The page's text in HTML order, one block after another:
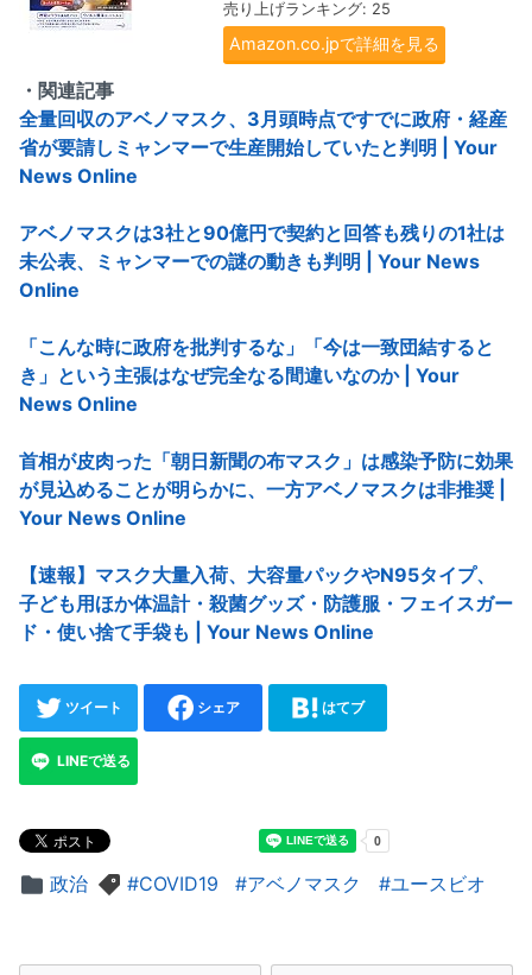
売り上げランキング: 25
Amazon.co.jpで詳細を見る
・関連記事
全量回収のアベノマスク、3月頭時点ですでに政府・経産
省が要請しミャンマーで生産開始していたと判明 | Your
News Online
アベノマスクは3社と90億円で契約と回答も残りの1社は
未公表、ミャンマーでの謎の動きも判明 | Your News
Online
「こんな時に政府を批判するな」「今は一致団結すると
き」という主張はなぜ完全なる間違いなのか | Your
News Online
首相が皮肉った「朝日新聞の布マスク」は感染予防に効果
が見込めることが明らかに、一方アベノマスクは非推奨 |
Your News Online
【速報】マスク大量入荷、大容量パックやN95タイプ、
子ども用ほか体温計・殺菌グッズ・防護服・フェイスガー
ド・使い捨て手袋も | Your News Online
ツイート シェア はてブ
LINEで送る
政治 COVID19 アベノマスク ユースビオ